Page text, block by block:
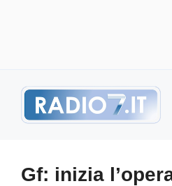
Gf: inizia